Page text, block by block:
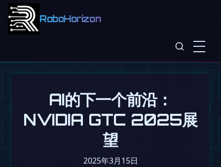
RoboHorizon
AI的下一个前沿：
NVIDIA GTC 2025展
望
2025年3月15日